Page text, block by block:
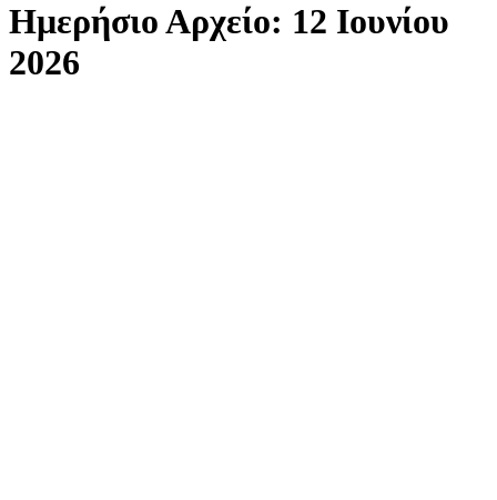
Ημερήσιο Αρχείο: 12 Ιουνίου
2026